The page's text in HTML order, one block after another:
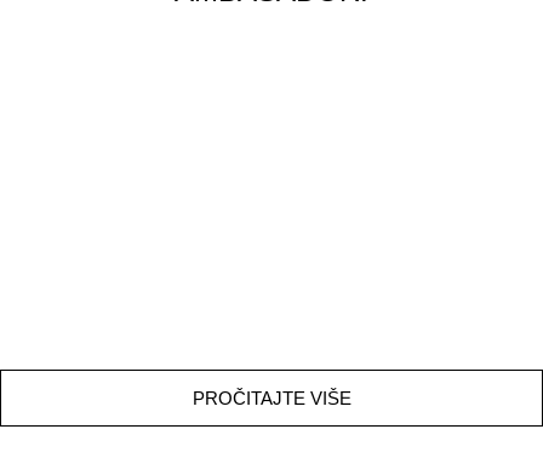
PROČITAJTE VIŠE